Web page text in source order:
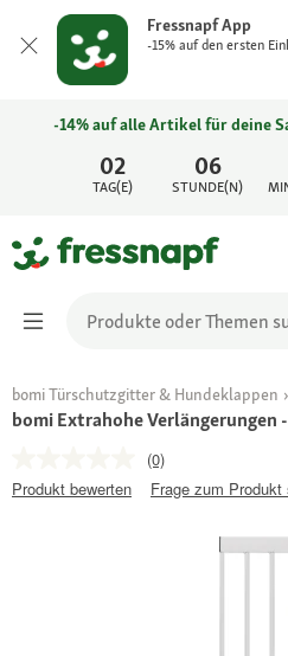
Fressnapf App
-15% auf den ersten
02
TAG(E)
06
STUNDE(N)
-14% auf alle Artikel für deine
bomi Türschutzgitter & Hundeklappen
bomi Extrahohe Verlängerungen
(0)
Produkt bewerten
Frage zum Produkt